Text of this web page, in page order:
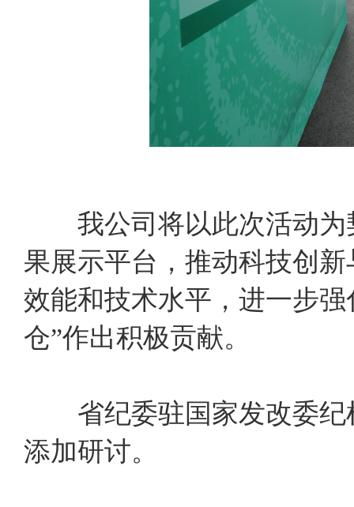
我公司将以此次活动为
果展示平台，推动科技创
效能和技术水平，进一步
仓”作出积极贡献。
省纪委驻国家发改委纪
添加研讨。